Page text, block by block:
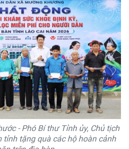
- Phó Bí thư Tỉnh ủy, Chủ tịch
tỉnh tặng quà các hộ hoàn cảnh